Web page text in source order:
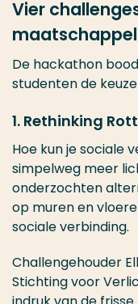
Vier
De hackathon
studenten de
1. Rethinking
Hoe kun je sociale
simpelweg meer
onderzochten
op muren en
sociale verbinding.
Challengehouder
Stichting voor